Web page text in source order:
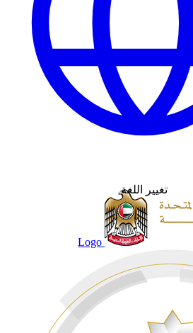
تغيير اللغة
Logo